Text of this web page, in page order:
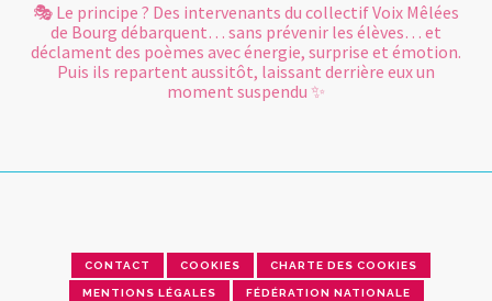
🎭 Le principe ? Des intervenants du collectif Voix Mêlées
de Bourg débarquent… sans prévenir les élèves… et
déclament des poèmes avec énergie, surprise et émotion.
Puis ils repartent aussitôt, laissant derrière eux un
moment suspendu ✨
CONTACT COOKIES CHARTE DES COOKIES
MENTIONS LÉGALES FÉDÉRATION NATIONALE